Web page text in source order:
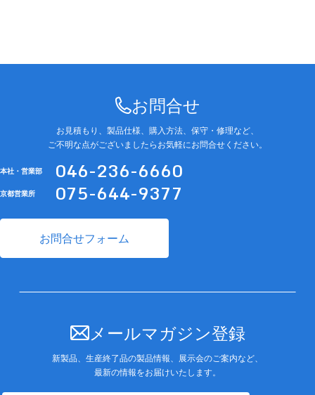
お問合せ
お見積もり、製品仕様、購入方法、保守・修理など、
ご不明な点がございましたらお気軽にお問合せください。
本社・営業部 046-236-6660
京都営業所 075-644-9377
お問合せフォーム
メールマガジン登録
新製品、生産終了品の製品情報、展示会のご案内など、
最新の情報をお届けいたします。